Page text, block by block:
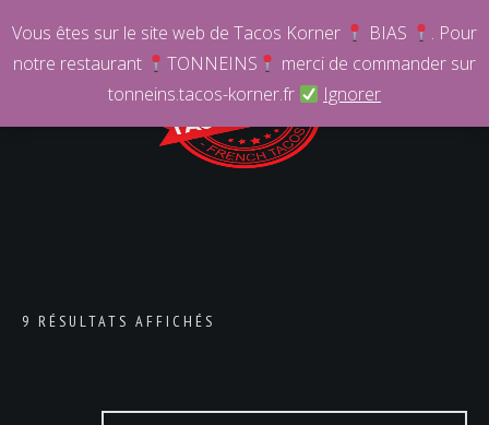
9 RÉSULTATS AFFICHÉS
Vous êtes sur le site web de Tacos Korner BIAS
. Pour
notre restaurant
TONNEINS
merci de commander sur
tonneins.tacos-korner.fr
Ignorer